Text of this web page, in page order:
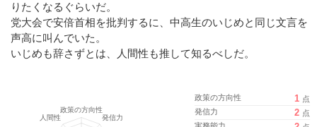
りたくなるぐらいだ。
党大会で安倍首相を批判するに、中高生のいじめと同じ文言を
声高に叫んでいた。
いじめも辞さずとは、人間性も推して知るべしだ。
政策の方向性 1 点
発信力
2 点